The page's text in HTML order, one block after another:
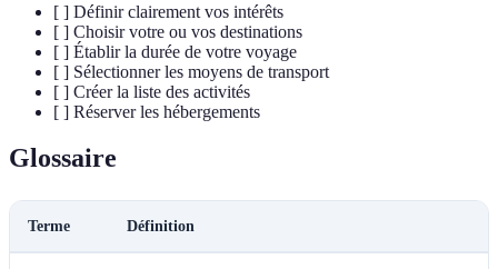
[ ] Définir clairement vos intérêts
[ ] Choisir votre ou vos destinations
[ ] Établir la durée de votre voyage
[ ] Sélectionner les moyens de transport
[ ] Créer la liste des activités
[ ] Réserver les hébergements
Glossaire
Terme Définition